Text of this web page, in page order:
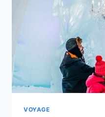
HIVER ?
VOYAGE